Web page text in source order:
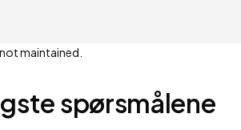
spørsmålene